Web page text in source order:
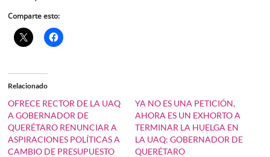
Comparte esto:
Relacionado
OFRECE RECTOR DE LA UAQ
A GOBERNADOR DE
QUERÉTARO RENUNCIAR A
ASPIRACIONES POLÍTICAS A
CAMBIO DE PRESUPUESTO
YA NO ES UNA PETICIÓN,
AHORA ES UN EXHORTO A
TERMINAR LA HUELGA EN
LA UAQ: GOBERNADOR DE
QUERÉTARO